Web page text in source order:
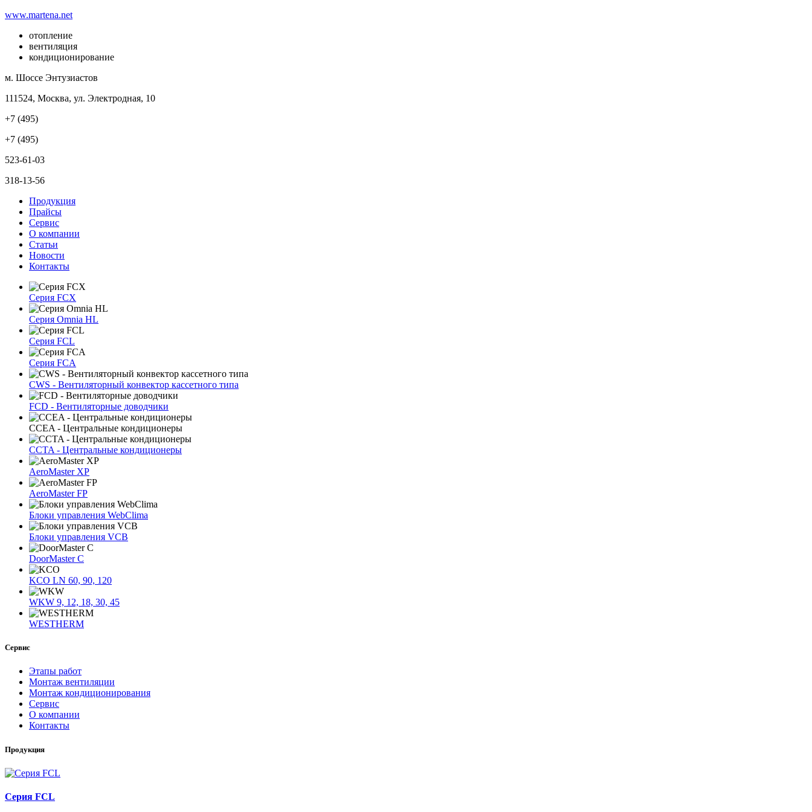
www.martena.net
отопление
вентиляция
кондиционирование
м. Шоссе Энтузиастов
111524, Москва, ул. Электродная, 10
+7 (495)
+7 (495)
523-61-03
318-13-56
Продукция
Прайсы
Сервис
О компании
Статьи
Новости
Контакты
Серия FCX
Серия Omnia HL
Серия FCL
Серия FCA
CWS - Вентиляторный конвектор кассетного типа
FCD - Вентиляторные доводчики
CCEA - Центральные кондиционеры
CCTA - Центральные кондиционеры
AeroMaster XP
AeroMaster FP
Блоки упрaвлeния WebClima
Блоки упрaвлeния VCB
DoorMaster C
KCO LN 60, 90, 120
WKW 9, 12, 18, 30, 45
WESTHERM
Сервис
Этапы работ
Монтаж вентиляции
Монтаж кондиционирования
Сервис
О компании
Контакты
Продукция
Серия FCL